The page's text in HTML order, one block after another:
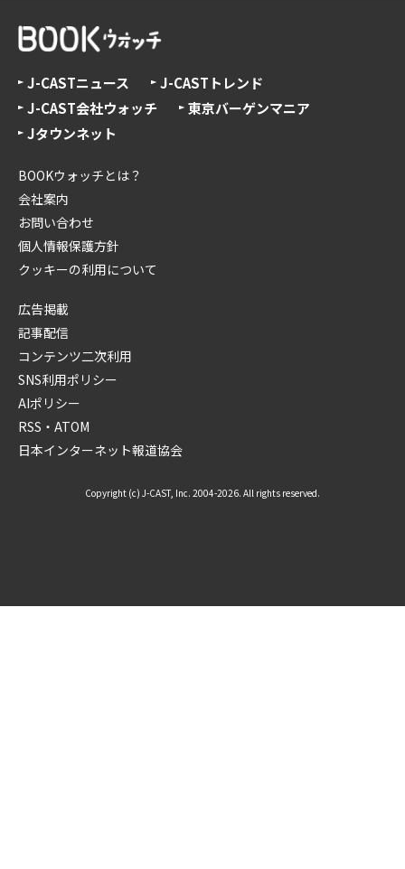
J-CASTニュース
J-CASTトレンド
J-CAST会社ウォッチ
東京バーゲンマニア
Jタウンネット
BOOKウォッチとは？
会社案内
お問い合わせ
個人情報保護方針
クッキーの利用について
広告掲載
記事配信
コンテンツ二次利用
SNS利用ポリシー
AIポリシー
RSS・ATOM
日本インターネット報道協会
Copyright (c) J-CAST, Inc. 2004-2026. All rights reserved.